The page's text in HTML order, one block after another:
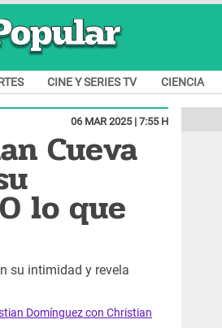
CINE Y SERIES TV CIENCIA
06 MAR 2025 | 7:55 H
Cueva
lo que
su intimidad y revela
Domínguez con Christian